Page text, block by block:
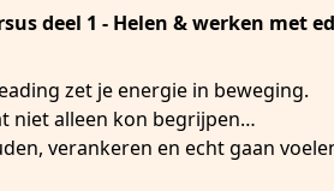
deel 1 - Helen & werken met
zet je energie in beweging.
niet alleen kon begrijpen…
verankeren en echt gaan